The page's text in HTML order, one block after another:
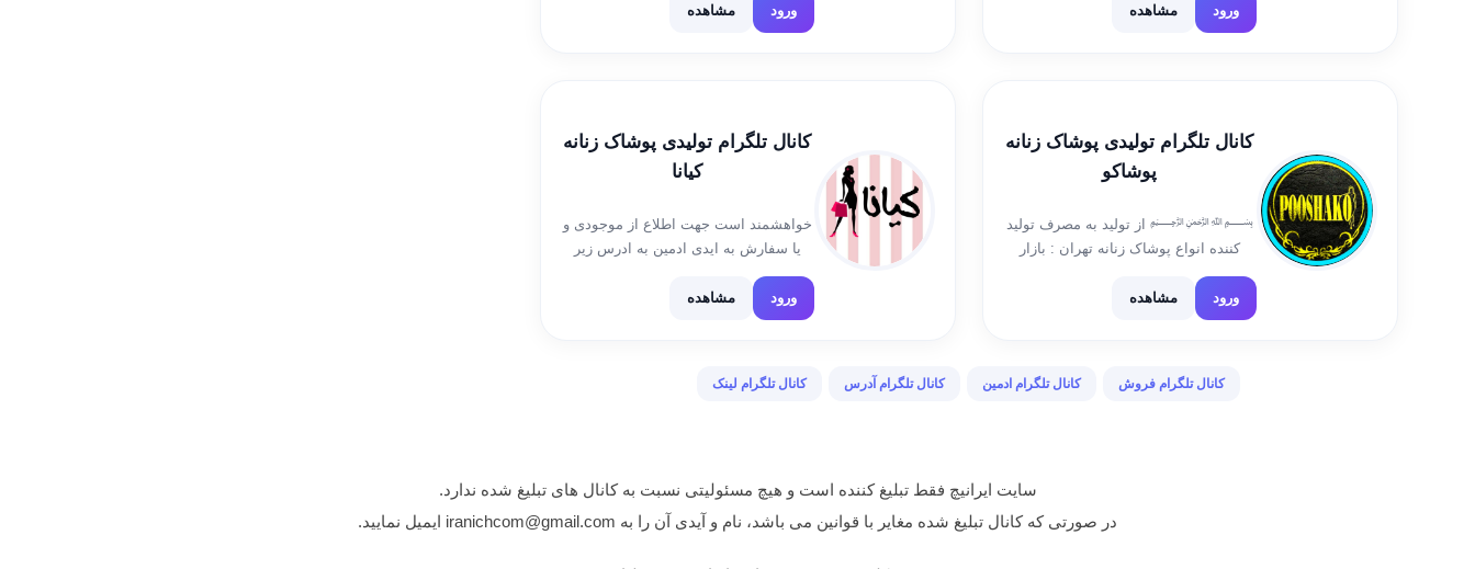
و آنلاین💖 آدرس:اصفهان،خ حکیم،ک باغ
قلندرها آیدی ثبت سفارش👇🏻
ورود مشاهده ورود مشاهده
کانال تلگرام تولیدی پوشاک زنانه
پوشاکو
﷽ از تولید به مصرف تولید
کننده انواع پوشاک زنانه تهران : بازار
بزرگ بازار مسگرها گذر لوطی صالح پاساژ
ورود مشاهده
کانال تلگرام تولیدی پوشاک زنانه
کیانا
خواهشمند است جهت اطلاع از موجودی و
یا سفارش به ایدی ادمین به ادرس زیر
پیام دهید: @kianaaadmin
ورود
مشاهده
کانال تلگرام فروش کانال تلگرام ادمین کانال تلگرام آدرس کانال تلگرام لینک
سایت ایرانیچ فقط تبلیغ کننده است و هیچ مسئولیتی نسبت به کانال های تبلیغ شده ندارد.
در صورتی که کانال تبلیغ شده مغایر با قوانین می باشد، نام و آیدی آن را به iranichcom@gmail.com ایمیل نمایید.